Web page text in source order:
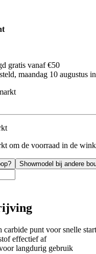
gratis vanaf €50
maandag 10 augustus
om de voorraad in de
Showmodel bij andere
carbide punt voor snelle start
effectief af
langdurig gebruik